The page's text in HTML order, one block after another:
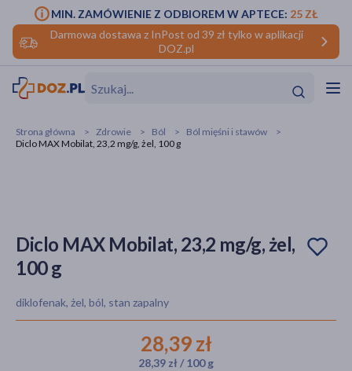
Darmowa dostawa z InPost od 39 zł tylko w aplikacji
DOZ.pl
MIN. ZAMÓWIENIE Z ODBIOREM W APTECE: 25 ZŁ
Hit
Strona główna Zdrowie Ból
Ból mięśni i stawów
Diclo MAX Mobilat, 23,2 mg/g, żel, 100 g
Diclo MAX Mobilat, 23,2 mg/g, żel,
100 g
diklofenak, żel, ból, stan zapalny
28,39 zł
28,39 zł / 100 g